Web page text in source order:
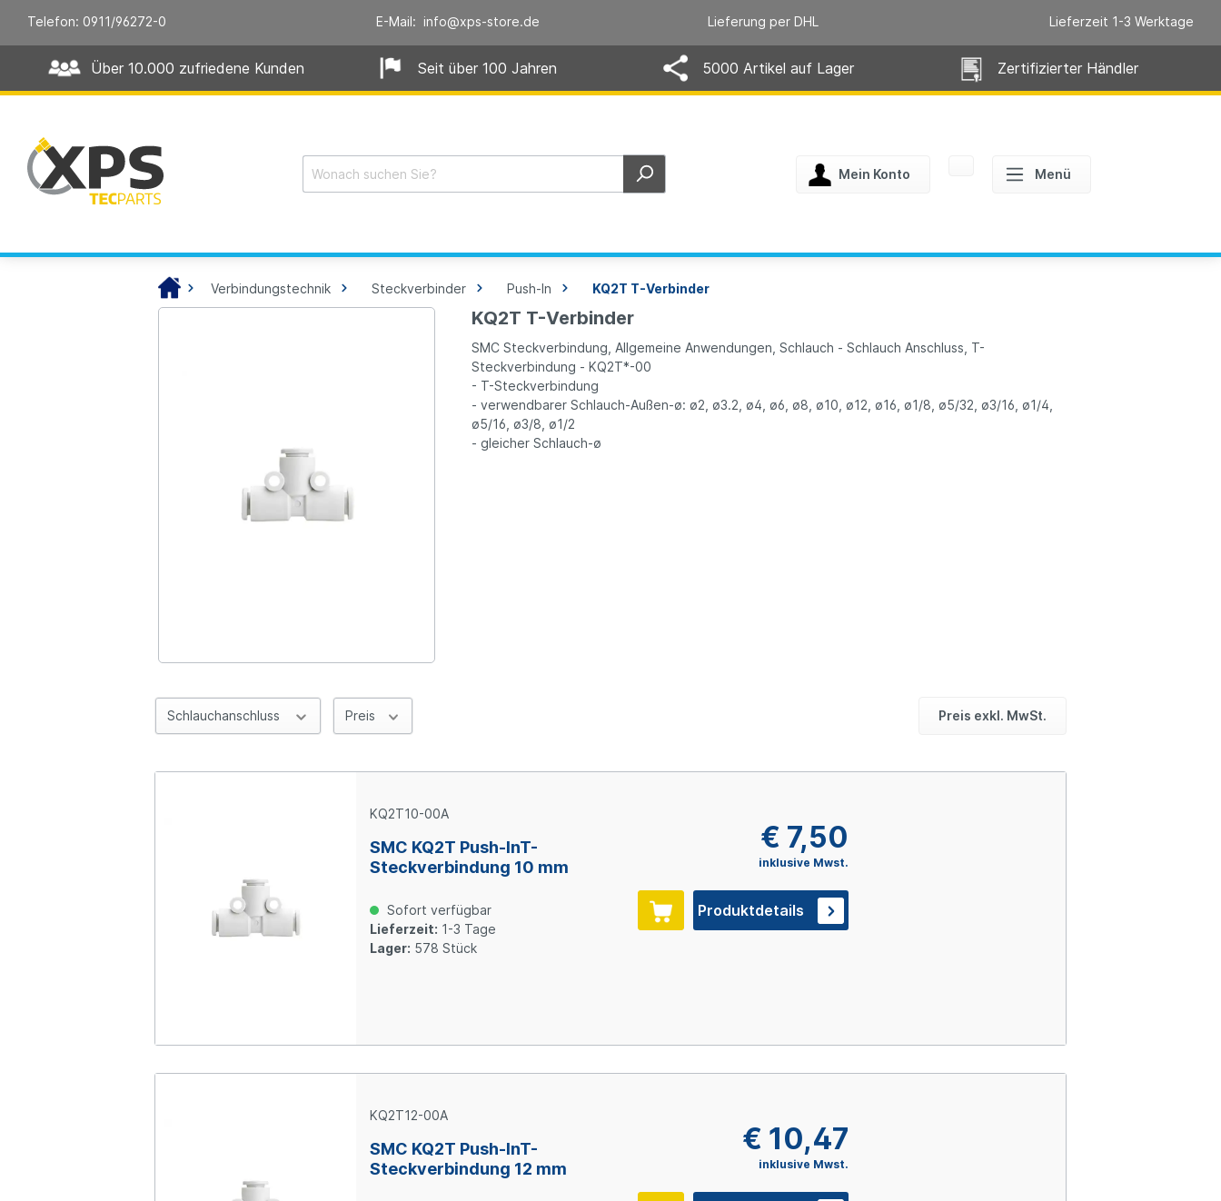
Telefon: 0911/96272-0 E-Mail: info@xps-store.de Lieferung per DHL Lieferzeit 1-3 Werktage
Über 10.000 zufriedene Kunden Seit über 100 Jahren 5000 Artikel auf Lager Zertifizierter Händler
Mein Konto Menü
Verbindungstechnik Steckverbinder Push-In KQ2T T-Verbinder
KQ2T T-Verbinder
SMC Steckverbindung, Allgemeine Anwendungen, Schlauch - Schlauch Anschluss, T-
Steckverbindung - KQ2T*-00
- T-Steckverbindung
- verwendbarer Schlauch-Außen-ø: ø2, ø3.2, ø4, ø6, ø8, ø10, ø12, ø16, ø1/8, ø5/32, ø3/16, ø1/4,
ø5/16, ø3/8, ø1/2
- gleicher Schlauch-ø
Schlauchanschluss Preis Preis exkl. MwSt.
KQ2T10-00A
SMC KQ2T Push-InT-
Steckverbindung 10 mm
Sofort verfügbar
Lieferzeit: 1-3 Tage
Lager: 578 Stück
€ 7,50
inklusive Mwst.
Produktdetails
KQ2T12-00A
SMC KQ2T Push-InT-
Steckverbindung 12 mm
€ 10,47
inklusive Mwst.